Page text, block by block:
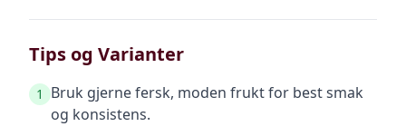
Tips og Varianter
1
Bruk gjerne fersk, moden frukt for best smak
og konsistens.